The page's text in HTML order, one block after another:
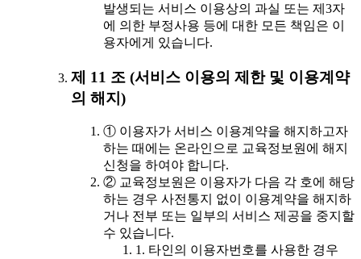
발생되는 서비스 이용상의 과실 또는 제3자
에 의한 부정사용 등에 대한 모든 책임은 이
용자에게 있습니다.
제 11 조 (서비스 이용의 제한 및 이용계약
의 해지)
① 이용자가 서비스 이용계약을 해지하고자
하는 때에는 온라인으로 교육정보원에 해지
신청을 하여야 합니다.
② 교육정보원은 이용자가 다음 각 호에 해당
하는 경우 사전통지 없이 이용계약을 해지하
거나 전부 또는 일부의 서비스 제공을 중지할
수 있습니다.
1. 타인의 이용자번호를 사용한 경우